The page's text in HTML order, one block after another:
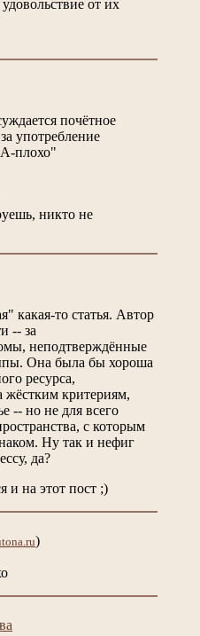
от их
почётное
употребление
плохо"
никто не
какая-то статья. Автор
-- за
неподтверждённые
Она была бы хороша
ресурса,
жёстким критериям,
-- но не для всего
с которым
Ну так и нефиг
да?
и на этот пост ;)
)